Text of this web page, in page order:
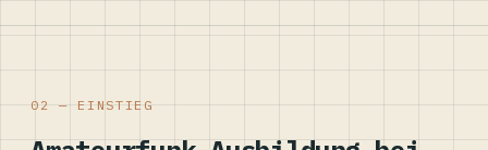
02 — EINSTIEG